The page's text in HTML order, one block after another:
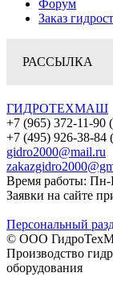
Форум
Заказ
РАССЫЛКА
ГИДРОТЕХМАШ
+7 (965) 372-11-90
+7 (495) 926-38-84
gidro2000@mail.ru
Время работы:
Заявки на сайте
Персональный
© ООО
Производство
оборудования